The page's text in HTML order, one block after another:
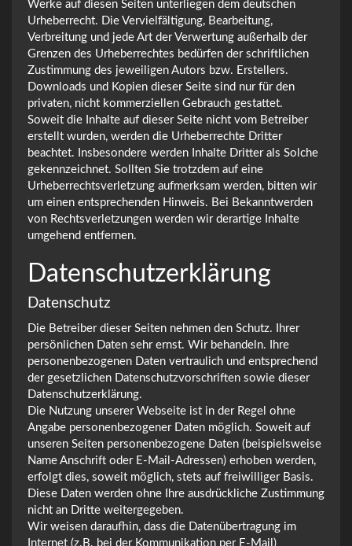
Werke auf diesen Seiten unterliegen dem deutschen
Urheberrecht. Die Vervielfältigung, Bearbeitung,
Verbreitung und jede Art der Verwertung außerhalb der
Grenzen des Urheberrechtes bedürfen der schriftlichen
Zustimmung des jeweiligen Autors bzw. Erstellers.
Downloads und Kopien dieser Seite sind nur für den
privaten, nicht kommerziellen Gebrauch gestattet.
Soweit die Inhalte auf dieser Seite nicht vom Betreiber
erstellt wurden, werden die Urheberrechte Dritter
beachtet. Insbesondere werden Inhalte Dritter als Solche
gekennzeichnet. Sollten Sie trotzdem auf eine
Urheberrechtsverletzung aufmerksam werden, bitten wir
um einen entsprechenden Hinweis. Bei Bekanntwerden
von Rechtsverletzungen werden wir derartige Inhalte
umgehend entfernen.
Datenschutzerklärung
Datenschutz
Die Betreiber dieser Seiten nehmen den Schutz. Ihrer
persönlichen Daten sehr ernst. Wir behandeln. Ihre
personenbezogenen Daten vertraulich und entsprechend
der gesetzlichen Datenschutzvorschriften sowie dieser
Datenschutzerklärung.
Die Nutzung unserer Webseite ist in der Regel ohne
Angabe personenbezogener Daten möglich. Soweit auf
unseren Seiten personenbezogene Daten (beispielsweise
Name Anschrift oder E-Mail-Adressen) erhoben werden,
erfolgt dies, soweit möglich, stets auf freiwilliger Basis.
Diese Daten werden ohne Ihre ausdrückliche Zustimmung
nicht an Dritte weitergegeben.
Wir weisen daraufhin, dass die Datenübertragung im
Internet (z.B. bei der Kommunikation per E-Mail)